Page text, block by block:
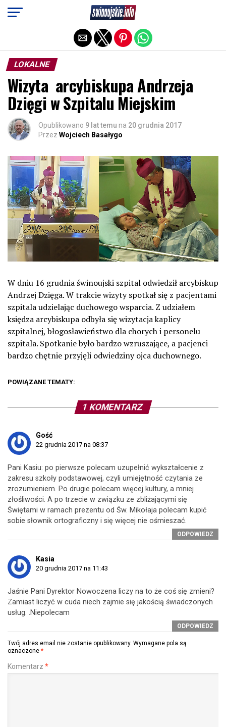
LOKALNE
Wizyta arcybiskupa Andrzeja
Dzięgi w Szpitalu Miejskim
Opublikowano 9 lat temu na 20 grudnia 2017
Przez Wojciech Basałygo
W dniu 16 grudnia świnoujski szpital odwiedził arcybiskup
Andrzej Dzięga. W trakcie wizyty spotkał się z pacjentami
szpitala udzielając duchowego wsparcia. Z udziałem
księdza arcybiskupa odbyła się wizytacja kaplicy
szpitalnej, błogosławieństwo dla chorych i personelu
szpitala. Spotkanie było bardzo wzruszające, a pacjenci
bardzo chętnie przyjęli odwiedziny ojca duchownego.
POWIĄZANE TEMATY:
1 KOMENTARZ
Gość
22 grudnia 2017 na 08:37
Pani Kasiu: po pierwsze polecam uzupełnić wykształcenie z
zakresu szkoły podstawowej, czyli umiejętność czytania ze
zrozumieniem. Po drugie polecam więcej kultury, a mniej
złośliwości. A po trzecie w związku ze zbliżającymi się
Świętami w ramach prezentu od Św. Mikołaja polecam kupić
sobie słownik ortograficzny i się więcej nie ośmieszać.
ODPOWIEDZ
Kasia
20 grudnia 2017 na 11:43
Jaśnie Pani Dyrektor Nowoczena liczy na to że coś się zmieni?
Zamiast liczyć w cuda niech zajmie się jakością świadczonych
usług. .Niepolecam
ODPOWIEDZ
Twój adres email nie zostanie opublikowany. Wymagane pola są
oznaczone *
Komentarz *
Exit mobile version